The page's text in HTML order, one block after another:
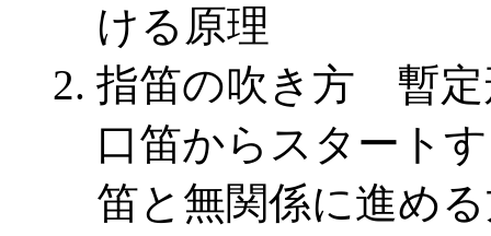
ける原理
指笛の吹き方 暫定
口笛からスタート
笛と無関係に進め